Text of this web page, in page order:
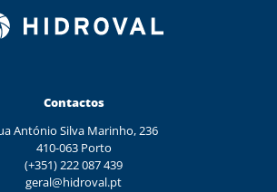
Contactos
António Silva Marinho, 236
410-063 Porto
(+351) 222 087 439
geral@hidroval.pt